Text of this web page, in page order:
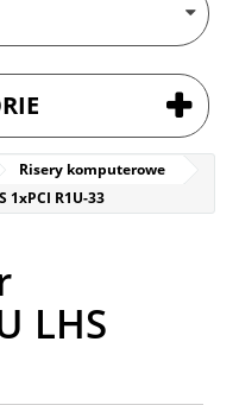
Risery komputerowe
1xPCI R1U-33
LHS